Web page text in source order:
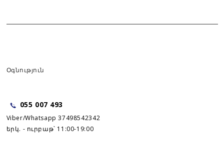
Օգնություն
055 007 493
Viber/Whatsapp 37498542342
երկ. - ուրբաթ՝ 11:00-19:00